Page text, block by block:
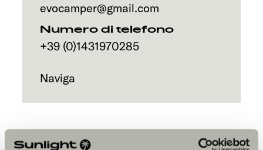
evocamper@gmail.com
Numero di telefono
+39 (0)1431970285
Naviga